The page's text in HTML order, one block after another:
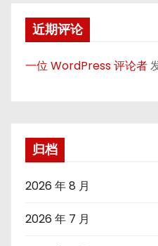
近期评论
一位 WordPress 评论者
归档
2026 年 8 月
2026 年 7 月